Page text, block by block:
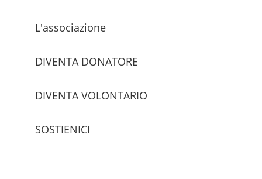
L'associazione
DIVENTA DONATORE
DIVENTA VOLONTARIO
SOSTIENICI